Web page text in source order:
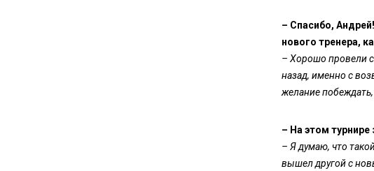
– Спасибо,
нового тренера,
– Хорошо провели
назад, именно с
желание
– На этом
– Я думаю, что
вышел другой с